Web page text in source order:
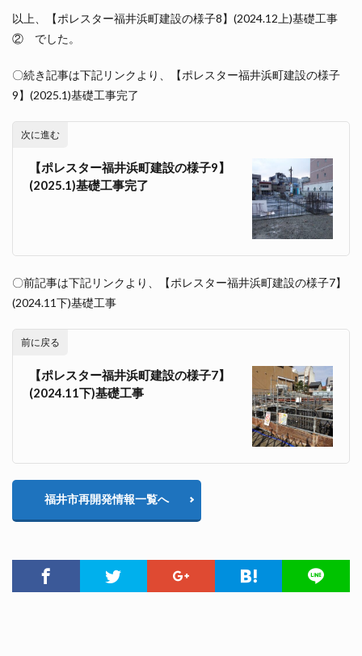
以上、【ポレスター福井浜町建設の様子8】(2024.12上)基礎工事
② でした。
〇続き記事は下記リンクより、【ポレスター福井浜町建設の様子
9】(2025.1)基礎工事完了
次に進む
【ポレスター福井浜町建設の様子9】
(2025.1)基礎工事完了
〇前記事は下記リンクより、【ポレスター福井浜町建設の様子7】
(2024.11下)基礎工事
前に戻る
【ポレスター福井浜町建設の様子7】
(2024.11下)基礎工事
福井市再開発情報一覧へ